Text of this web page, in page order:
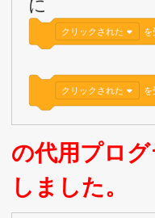
クリックされた
クリックされた
の代用プロ
しました。